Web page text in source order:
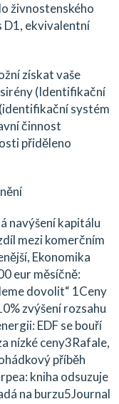
živnostenského
D1, ekvivalentní
získat vaše
(Identifikační
systém
činnost
přiděleno
navýšení kapitálu
mezi komerčním
Ekonomika
eur měsíčně:
dovolit“ 1Ceny
zvýšení rozsahu
EDF se bouří
nízké ceny3Rafale,
příběh
kniha odsuzuje
na burzu5Journal